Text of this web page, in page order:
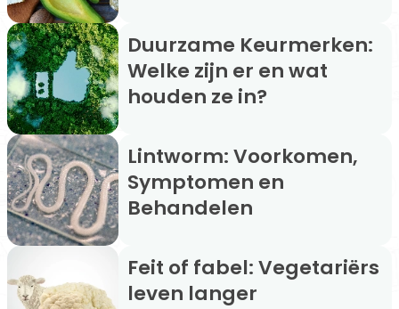
Duurzame Keurmerken:
Welke zijn er en wat
houden ze in?
Lintworm: Voorkomen,
Symptomen en
Behandelen
Feit of fabel: Vegetariërs
leven langer